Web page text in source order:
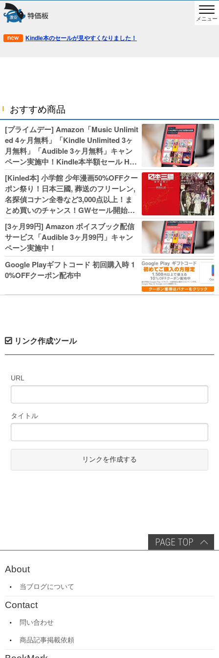
メニュー
Kindle本のセールが見やすくなりました！
おすすめ商品
[プライムデー] Amazon「Music Unlimit
ed 4ヶ月無料」「Kindle Unlimited 3ヶ
月無料」「Audible 3ヶ月無料」キャン
ペーン実施中！Kindle本半額セール HU
NTER×HUNTERなど集英社、無職転生,
幼女戦記などKADOKAWA、キャプテン
翼100円セールも！
[Kinled本] 小学館 少年漫画50%OFFクー
ポン祭り！日本三國, 葬送のフリーレン,
名探偵コナン全巻など3,000点以上！ま
とめ買いのチャンス！GWセール開始！
人気コミック多数 カドカワ祭やIT関連本
がセールに！
[3ヶ月99円] Amazon ボイスブック配信
サービス「Audible 3ヶ月99円」キャン
ペーン実施中！
Google Playギフトコード 初回購入時 1
0%OFFクーポン配布中
リンク作成ツール
URL
タイトル
リンクを作成する
About
当ブログについて
Contact
問い合わせ
商品記事掲載依頼